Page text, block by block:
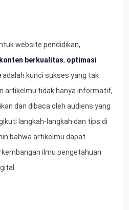
website pendidikan,
konten berkualitas, optimasi
adalah kunci sukses yang tak
artikelmu tidak hanya informatif,
dan dibaca oleh audiens yang
langkah-langkah dan tips di
bahwa artikelmu dapat
ilmu pengetahuan